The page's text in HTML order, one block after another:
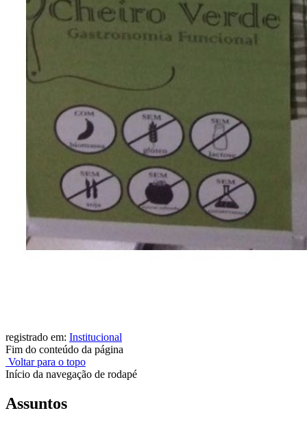
registrado em: Institucional
Fim do conteúdo da página
Voltar para o topo
Início da navegação de rodapé
Assuntos